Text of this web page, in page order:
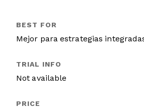
Mejor para estrategias
Not available